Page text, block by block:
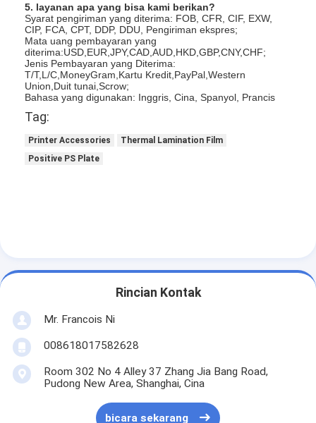
Mesin Kemasan otomatis
Otomatis Mesin Percetakan
Posting Tekan Peralatan
Pra Tekan Peralatan
5. layanan apa yang bisa kami berikan?
Syarat pengiriman yang diterima: FOB, CFR, CIF, EXW,
CIP, FCA, CPT, DDP, DDU, Pengiriman ekspres;
Mata uang pembayaran yang
diterima:USD,EUR,JPY,CAD,AUD,HKD,GBP,CNY,CHF;
Jenis Pembayaran yang Diterima:
T/T,L/C,MoneyGram,Kartu Kredit,PayPal,Western
Union,Duit tunai,Scrow;
Bahasa yang digunakan: Inggris, Cina, Spanyol, Prancis
Tag:
Printer Accessories
Thermal Lamination Film
Positive PS Plate
Rincian Kontak
Mr. Francois Ni
008618017582628
Room 302 No 4 Alley 37 Zhang Jia Bang Road,
Pudong New Area, Shanghai, Cina
bicara sekarang